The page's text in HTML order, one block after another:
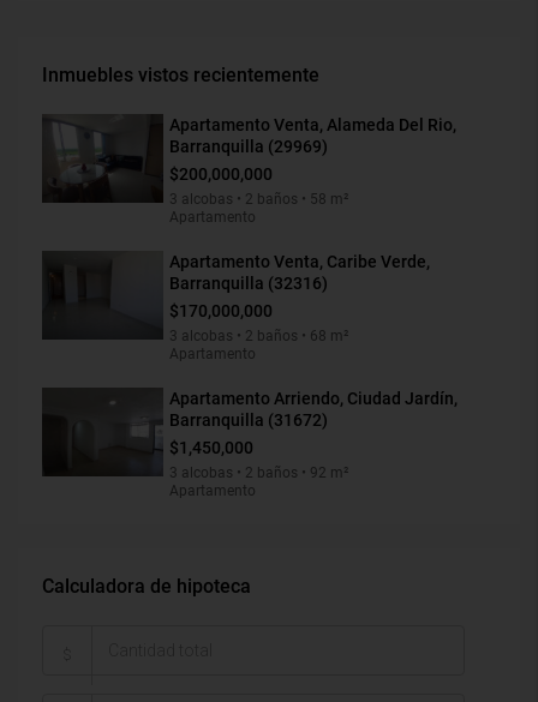
Inmuebles vistos recientemente
Apartamento Venta, Alameda Del Rio,
Barranquilla (29969)
$200,000,000
3 alcobas • 2 baños • 58 m²
Apartamento
Apartamento Venta, Caribe Verde,
Barranquilla (32316)
$170,000,000
3 alcobas • 2 baños • 68 m²
Apartamento
Apartamento Arriendo, Ciudad Jardín,
Barranquilla (31672)
$1,450,000
3 alcobas • 2 baños • 92 m²
Apartamento
Calculadora de hipoteca